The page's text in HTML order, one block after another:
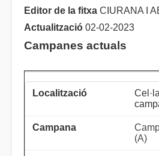
Editor de la fitxa CIURANA I
Actualització 02-02-2023
Campanes actuals
(A)